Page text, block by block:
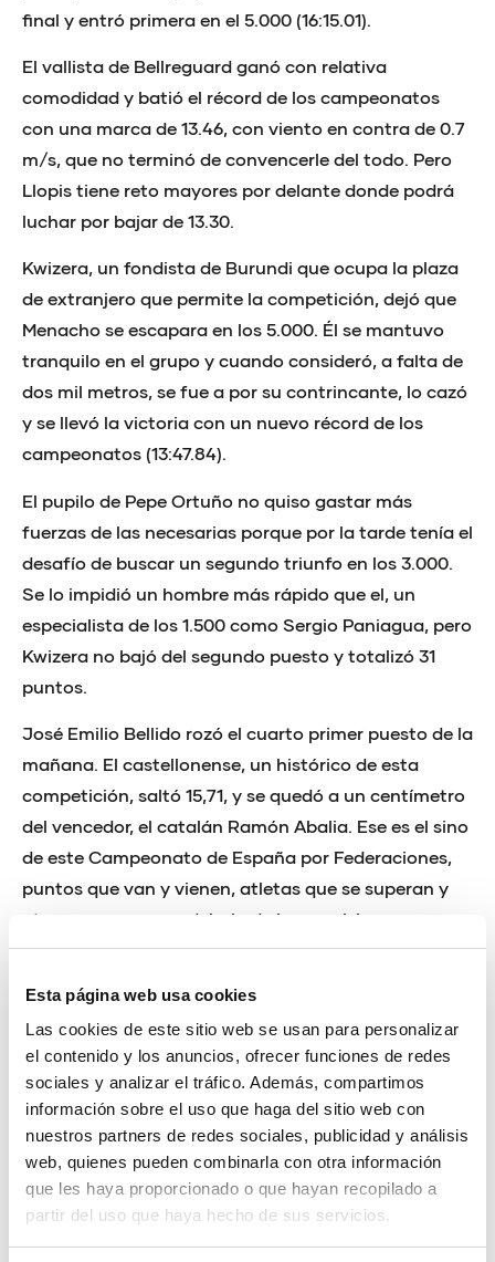
Esta página web usa cookies
Las cookies de este sitio web se usan para personalizar
el contenido y los anuncios, ofrecer funciones de redes
sociales y analizar el tráfico. Además, compartimos
información sobre el uso que haga del sitio web con
nuestros partners de redes sociales, publicidad y análisis
web, quienes pueden combinarla con otra información
que les haya proporcionado o que hayan recopilado a
partir del uso que haya hecho de sus servicios.
final y entró primera en el 5.000 (16:15.01).
El vallista de Bellreguard ganó con relativa
comodidad y batió el récord de los campeonatos
con una marca de 13.46, con viento en contra de 0.7
m/s, que no terminó de convencerle del todo. Pero
Llopis tiene reto mayores por delante donde podrá
luchar por bajar de 13.30.
Kwizera, un fondista de Burundi que ocupa la plaza
de extranjero que permite la competición, dejó que
Menacho se escapara en los 5.000. Él se mantuvo
tranquilo en el grupo y cuando consideró, a falta de
dos mil metros, se fue a por su contrincante, lo cazó
y se llevó la victoria con un nuevo récord de los
campeonatos (13:47.84).
El pupilo de Pepe Ortuño no quiso gastar más
fuerzas de las necesarias porque por la tarde tenía el
desafío de buscar un segundo triunfo en los 3.000.
Se lo impidió un hombre más rápido que el, un
especialista de los 1.500 como Sergio Paniagua, pero
Kwizera no bajó del segundo puesto y totalizó 31
puntos.
José Emilio Bellido rozó el cuarto primer puesto de la
mañana. El castellonense, un histórico de esta
competición, saltó 15,71, y se quedó a un centímetro
del vencedor, el catalán Ramón Abalia. Ese es el sino
de este Campeonato de España por Federaciones,
puntos que van y vienen, atletas que se superan y
otros que caen por debajo de las previsiones por
marcas.
Esto lo sufrió Ferran Ramírez, que saltó 7,24 y se
quedó a un centímetro del segundo, Carlos Beltrán.
Le sonrió la suerte. El riojano fue hacia el foso con
viento a favor (+2.6) y el castellonense, en contra
(-0.3). Otro segundo puesto llegó en los 1.500 gracias
a Miriam Costa.
La selección valenciana cayó por la tarde, menos
propicia que la jornada de la mañana. Aún así hubo